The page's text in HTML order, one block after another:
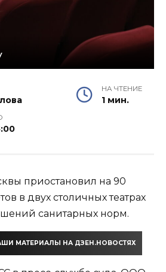
НА ЧТЕНИЕ
1 мин.
приостановил на 90
в двух столичных театрах
санитарных норм.
МАТЕРИАЛЫ НА ДЗЕН.НОВОСТЯХ